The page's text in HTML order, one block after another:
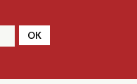
OK